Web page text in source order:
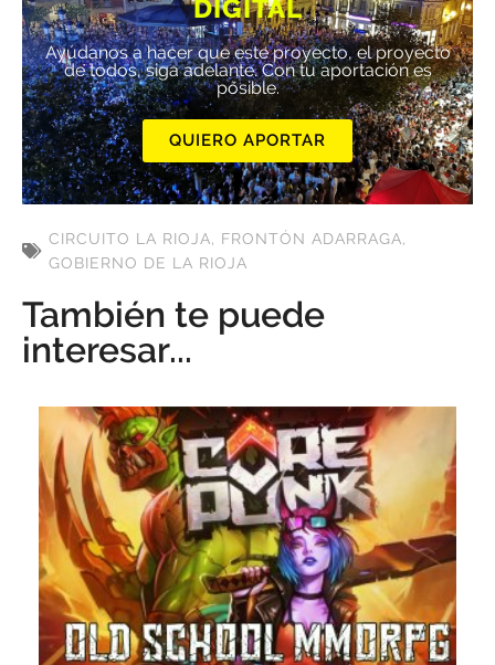
DIGITAL
Ayúdanos a hacer que este proyecto, el proyecto
de todos, siga adelante. Con tu aportación es
posible.
QUIERO APORTAR
CIRCUITO LA RIOJA, FRONTÓN ADARRAGA,
GOBIERNO DE LA RIOJA
También te puede
interesar...